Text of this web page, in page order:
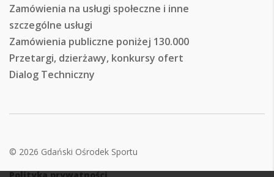
Zamówienia na usługi społeczne i inne
szczególne usługi
Zamówienia publiczne poniżej 130.000
Przetargi, dzierżawy, konkursy ofert
Dialog Techniczny
© 2026 Gdański Ośrodek Sportu